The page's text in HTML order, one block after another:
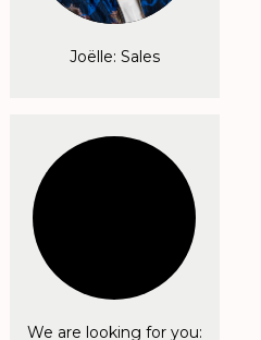
Joëlle: Sales
We are looking for you: